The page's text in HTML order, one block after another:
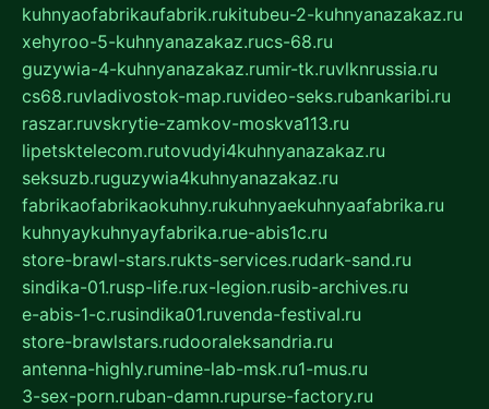
kuhnyaofabrikaufabrik.rukitubeu-2-kuhnyanazakaz.ru
xehyroo-5-kuhnyanazakaz.rucs-68.ru
guzywia-4-kuhnyanazakaz.rumir-tk.ruvlknrussia.ru
cs68.ruvladivostok-map.ruvideo-seks.rubankaribi.ru
raszar.ruvskrytie-zamkov-moskva113.ru
lipetsktelecom.rutovudyi4kuhnyanazakaz.ru
seksuzb.ruguzywia4kuhnyanazakaz.ru
fabrikaofabrikaokuhny.rukuhnyaekuhnyaafabrika.ru
kuhnyaykuhnyayfabrika.rue-abis1c.ru
store-brawl-stars.rukts-services.rudark-sand.ru
sindika-01.rusp-life.rux-legion.rusib-archives.ru
e-abis-1-c.rusindika01.ruvenda-festival.ru
store-brawlstars.rudooraleksandria.ru
antenna-highly.rumine-lab-msk.ru1-mus.ru
3-sex-porn.ruban-damn.rupurse-factory.ru